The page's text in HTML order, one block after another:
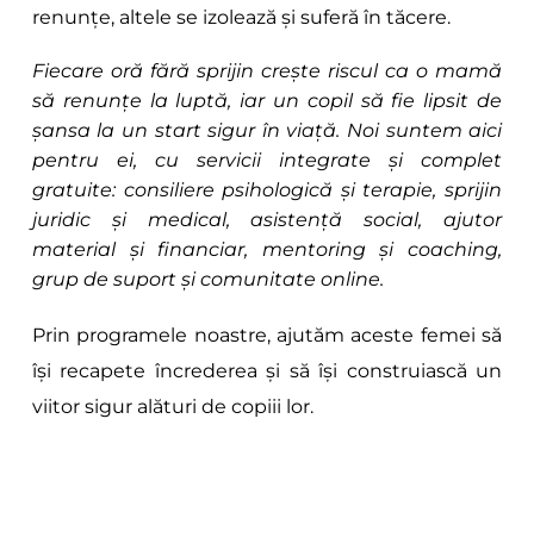
renunțe, altele se izolează și suferă în tăcere.
Fiecare oră fără sprijin crește riscul ca o mamă
să renunțe la luptă, iar un copil să fie lipsit de
șansa la un start sigur în viață. Noi suntem aici
pentru ei, cu servicii integrate și complet
gratuite: consiliere psihologică și terapie, sprijin
juridic și medical, asistență social, ajutor
material și financiar, mentoring și coaching,
grup de suport și comunitate online.
Prin programele noastre, ajutăm aceste femei să
își recapete încrederea și să își construiască un
viitor sigur alături de copiii lor.